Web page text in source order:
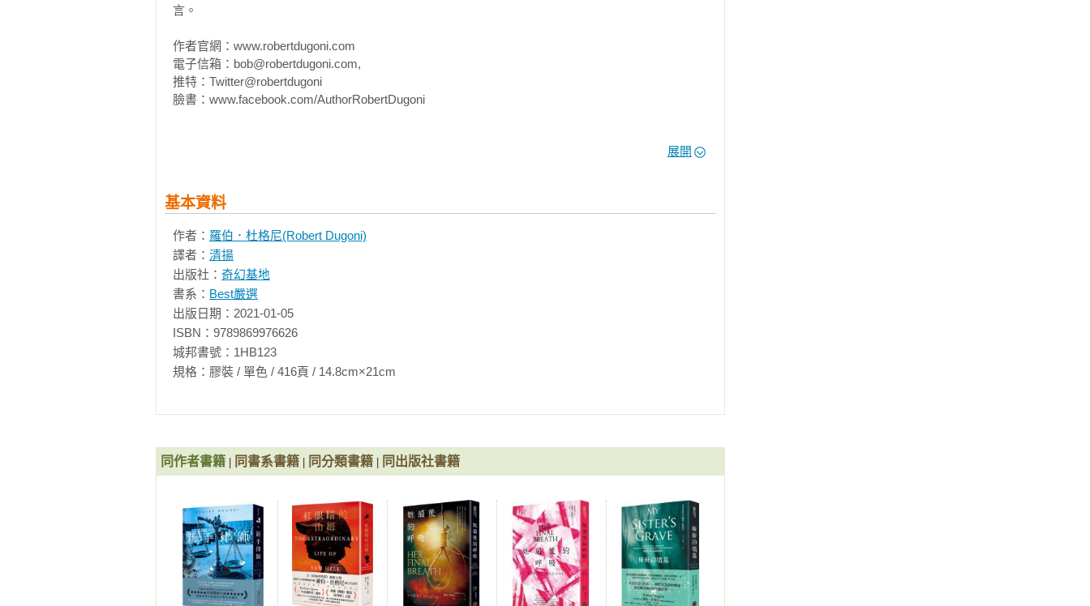
他有史以來最好看的一本。《尋找代號八》非常引人入勝且緊張刺激。萬分期待他的下一本書！」
——Amazon讀者C. Pilgrim
到古魯波奇巷轉角的公車站。狂風呼嘯，震耳欲聾的公車轟隆隆駛過，莫斯科二十一世紀「普汀人」
的喇叭尖聲轟鳴，通勤人車趕在大雪落下前疾速往家的方向去。莫斯科河灣灣畔的烏克蘭酒店，一簇
史達林式高調的厚重大樓塞滿了她的視線。史達林在二戰結束後，建築了七棟使人眼花繚亂的摩天大
樓，以彰顯蘇維埃聯邦的榮耀，震懾西方。有個流傳久遠的謠言，說那位獨裁者將七棟摩天大樓設計
紅星的尖頂，並且混合了希臘、法式、中式和義式的建築風格。不知道史達林地下有靈，得知烏克蘭
嘶嘶作響的氣動煞車與濃濃的汽油味，重新抓住了扎瑞娜的注意力，她跟著人群推推擠擠地穿過
公車折疊門，上了車。所謂的文明，早在維護自身權益的俄羅斯人之中蕩然無存。她看到公車尾部有
個空座位，不禁心花怒放，邊脫手套帽子，邊朝位子走去。潮濕混濁的空氣凝結在窗戶上，籠住了在
濃烈香水和古龍水遮掩下的難聞體味。
公車沿著莫斯科河駛去，河面早已漂浮著一塊塊浮冰，再次預告了嚴冬的到來。三十分鐘後，公
車來到扎瑞娜的目的地，位於菲勒斯基布爾瓦爾路上，超巿前的公車站。穿過枯敗荒涼的公園，細長
窗子和經典的塗鴉。扎瑞娜推開棕色鐵門，進入斯巴達式簡樸的大廳。電燈裝置老早以前就被偷了，
的，就偷吧」。即使找人修補上了，也只會引來更多小偷。
在腳踏墊上擦鞋，以免在橡木地板上留下雪印。地板上嵌飾著複雜的幾何圖紋。她掛好外套和帽子，
走進起居室。
「我們以為妳不回來了呢，卡扎柯娃女士。」
言。
作者官網：www.robertdugoni.com
電子信箱：bob@robertdugoni.com,
推特：Twitter@robertdugoni
臉書：www.facebook.com/AuthorRobertDugoni
展開
基本資料
作者： 羅伯．杜格尼(Robert Dugoni)
譯者： 清揚
出版社： 奇幻基地
書系： Best嚴選
出版日期：2021-01-05
ISBN：9789869976626
城邦書號：1HB123
規格：膠裝 / 單色 / 416頁 / 14.8cm×21cm
同作者書籍 同書系書籍 同分類書籍 同出版社書籍